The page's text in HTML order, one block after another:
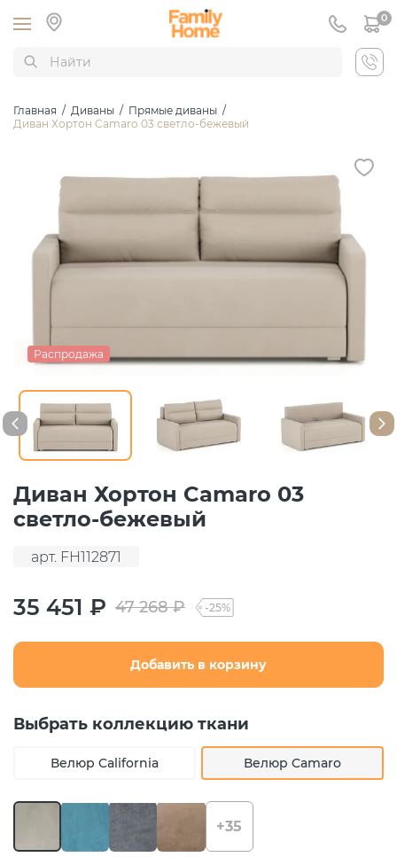
0
Главная / Диваны / Прямые диваны /
Диван Хортон Camaro 03 светло-бежевый
Распродажа
Диван Хортон Camaro 03
светло-бежевый
арт. FH112871
35 451 ₽ 47 268 ₽ -25%
Добавить в корзину
Выбрать коллекцию ткани
Велюр California Велюр Camaro
+35